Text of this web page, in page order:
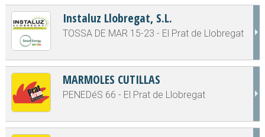
Instaluz Llobregat, S.L.
TOSSA DE MAR 15-23 - El Prat de Llobregat
MARMOLES CUTILLAS
PENEDéS 66 - El Prat de Llobregat